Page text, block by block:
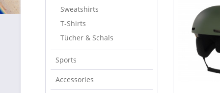
Sweatshirts
T-Shirts
Tücher & Schals
Sports
Accessories